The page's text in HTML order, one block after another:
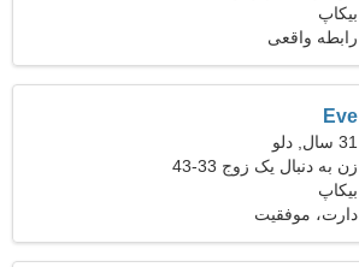
یک زن زیبا کار می کنم
بیکاپ
رابطه واقعی
Eve
31 سال, دلو
زن به دنبال یک زوج 33-43
بیکاپ
دارت، موفقیت